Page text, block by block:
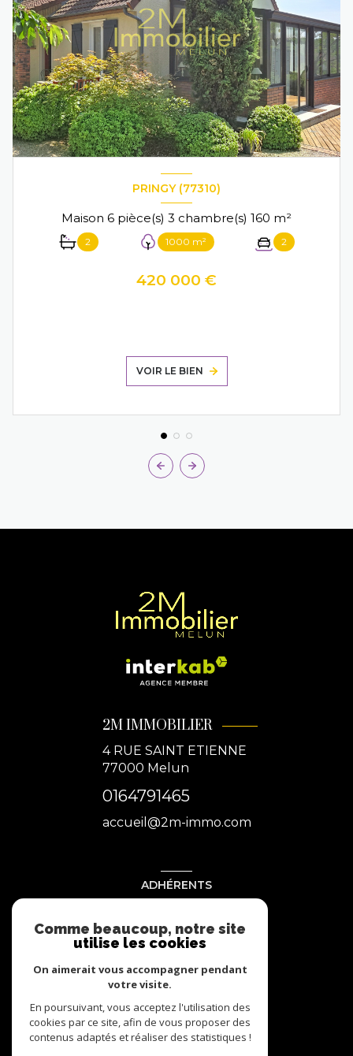
PRINGY (77310)
Maison 6 pièce(s) 3 chambre(s) 160 m²
2 1000 m² 2
420 000 €
VOIR LE BIEN
2M IMMOBILIER
4 RUE SAINT ETIENNE
77000 Melun
0164791465
accueil@2m-immo.com
ADHÉRENTS
Nous adhérons
Comme beaucoup, notre site
utilise les cookies
On aimerait vous accompagner pendant
votre visite.
En poursuivant, vous acceptez l'utilisation des
cookies par ce site, afin de vous proposer des
contenus adaptés et réaliser des statistiques !